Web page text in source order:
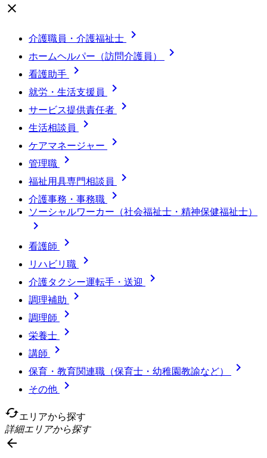
close
介護職員・介護福祉士 
ホームヘルパー（訪問介護員） 
看護助手 
就労・生活支援員 
サービス提供責任者 
生活相談員 
ケアマネージャー 
管理職 
福祉用具専門相談員 
介護事務・事務職 
ソーシャルワーカー（社会福祉士・精神保健福祉士）

看護師 
リハビリ職 
介護タクシー運転手・送迎 
調理補助 
調理師 
栄養士 
講師 
保育・教育関連職（保育士・幼稚園教諭など） 
その他

cachedエリアから探す
詳細エリアから探す
